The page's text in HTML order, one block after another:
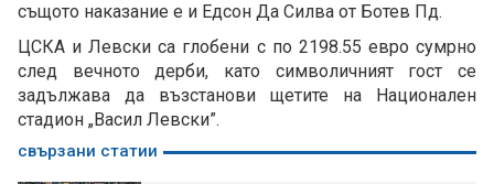
същото наказание е и Едсон Да Силва от Ботев Пд.
ЦСКА и Левски са глобени с по 2198.55 евро сумрно
след вечното дерби, като символичният гост се
задължава да възстанови щетите на Национален
стадион „Васил Левски”.
свързани статии